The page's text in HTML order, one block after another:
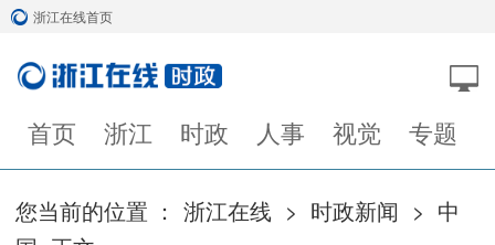
浙江在线首页
首页 浙江 时政 人事 视觉 专题
您当前的位置 ： 浙江在线 > 时政新闻 > 中